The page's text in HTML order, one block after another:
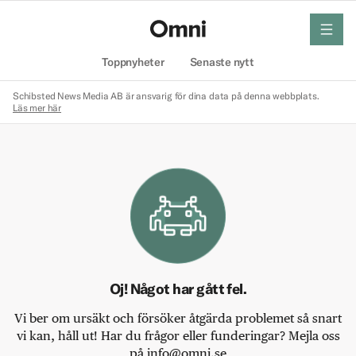
Toppnyheter Senaste nytt
meny
Schibsted News Media AB är ansvarig för dina data på denna webbplats.
Läs mer här
Oj! Något har gått fel.
Vi ber om ursäkt och försöker åtgärda problemet så snart
vi kan, håll ut! Har du frågor eller funderingar? Mejla oss